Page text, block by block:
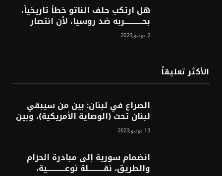
هل ارتكب حلف الناتو خطأً تاريخياً،
بحــــــــــــربه ضد روسيا، لأن انتصار
روسيا الحتمي، سيفتت الناتو!محمد
محسن 2 يونيو,2023
الأكثر تعليقاً
الصراع في لبنان: بين من سيبقي
لبنان تحت (الوصاية الأمريكية)، وبين
من سيخرج لبنان من النفق الغربي!
محمد محسن13 يونيو,2023
انضمام سورية إلى مبادرة الحزام
والطريق، نقــــــــــلة نوعــــــــــــية،